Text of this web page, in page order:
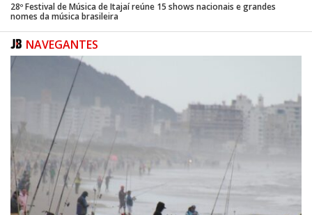
28º Festival de Música de Itajaí reúne 15 shows nacionais e grandes
nomes da música brasileira
NAVEGANTES